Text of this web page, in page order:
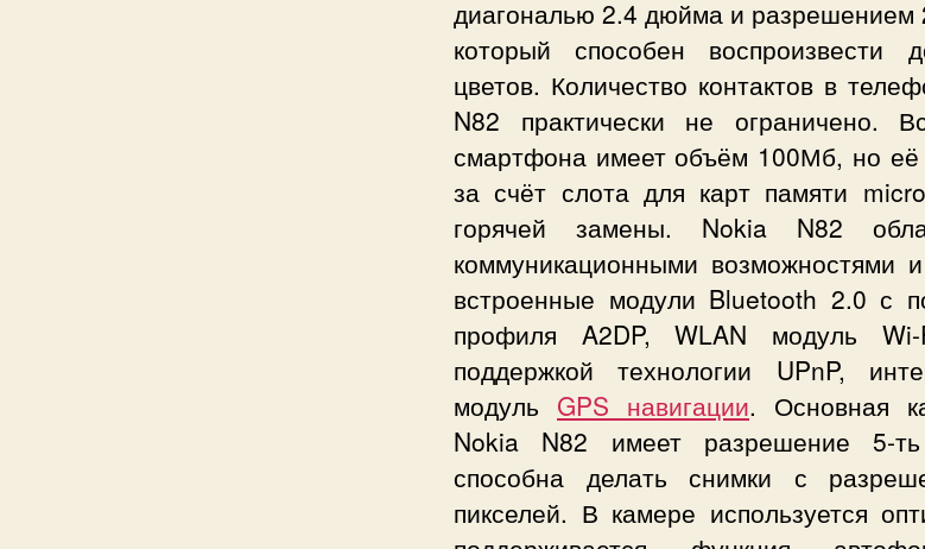
диагональю 2.4 дюйма и разрешением
который способен воспроизвести
цветов. Количество контактов в
N82 практически не ограничено.
смартфона имеет объём 100Мб, но
за счёт слота для карт памяти
горячей замены. Nokia N82
коммуникационными возможностями
встроенные модули Bluetooth 2.0 с
профиля A2DP, WLAN модуль
поддержкой технологии UPnP,
модуль GPS навигации. Основная
Nokia N82 имеет разрешение 5-
способна делать снимки с
пикселей. В камере используется